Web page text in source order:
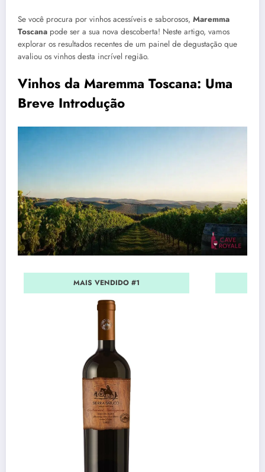
Se você procura por vinhos acessíveis e saborosos, Maremma
Toscana pode ser a sua nova descoberta! Neste artigo, vamos
explorar os resultados recentes de um painel de degustação que
avaliou os vinhos desta incrível região.
Vinhos da Maremma Toscana: Uma
Breve Introdução
MAIS VENDIDO #1